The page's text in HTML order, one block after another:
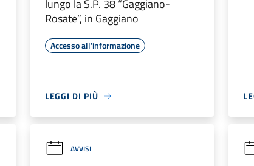
lungo la S.P. 38 “Gaggiano-
Rosate”, in Gaggiano
Accesso all'informazione
LEGGI DI PIÙ
AVVISI